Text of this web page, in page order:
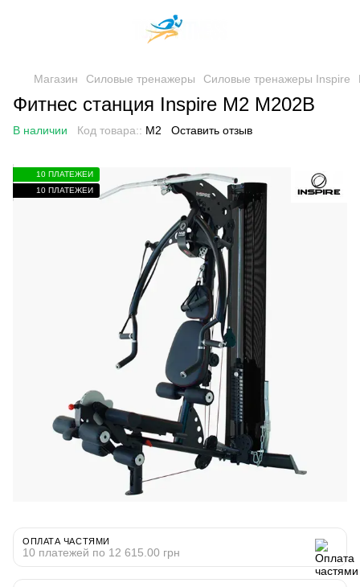
Магазин Силовые тренажеры Силовые тренажеры Inspire
Фитнес станция Inspire M2 M202B
В наличии Код товара:: M2 Оставить отзыв
10 ПЛАТЕЖЕЙ
10 ПЛАТЕЖЕЙ
ОПЛАТА ЧАСТЯМИ
10 платежей по 12 615.00 грн